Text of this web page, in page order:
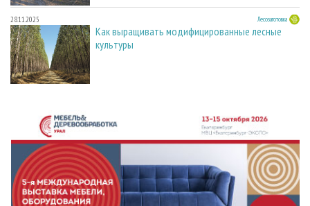
28.11.2025 Лесозаготовка
Как выращивать модифицированные лесные
культуры